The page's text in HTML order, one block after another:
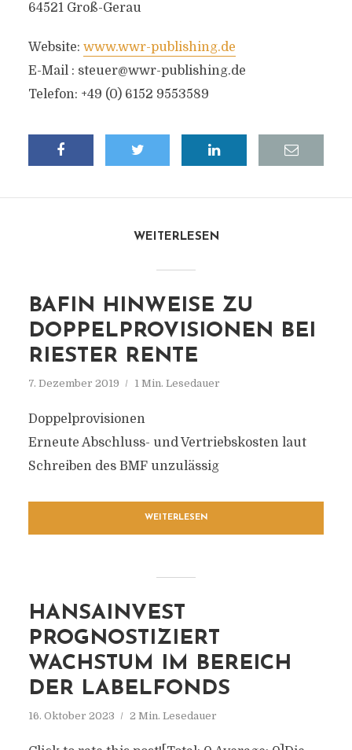
64521 Groß-Gerau
Website: www.wwr-publishing.de
E-Mail : steuer@wwr-publishing.de
Telefon: +49 (0) 6152 9553589
WEITERLESEN
BAFIN HINWEISE ZU
DOPPELPROVISIONEN BEI
RIESTER RENTE
7. Dezember 2019 1 Min. Lesedauer
Doppelprovisionen
Erneute Abschluss- und Vertriebskosten laut
Schreiben des BMF unzulässig
WEITERLESEN
HANSAINVEST
PROGNOSTIZIERT
WACHSTUM IM BEREICH
DER LABELFONDS
16. Oktober 2023 2 Min. Lesedauer